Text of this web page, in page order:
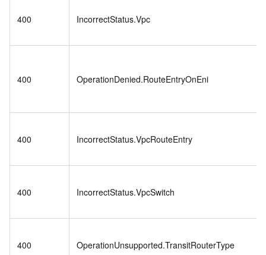
400 IncorrectStatus.Vpc
400 OperationDenied.RouteEntryOnEni
400 IncorrectStatus.VpcRouteEntry
400 IncorrectStatus.VpcSwitch
400 OperationUnsupported.TransitRouterType